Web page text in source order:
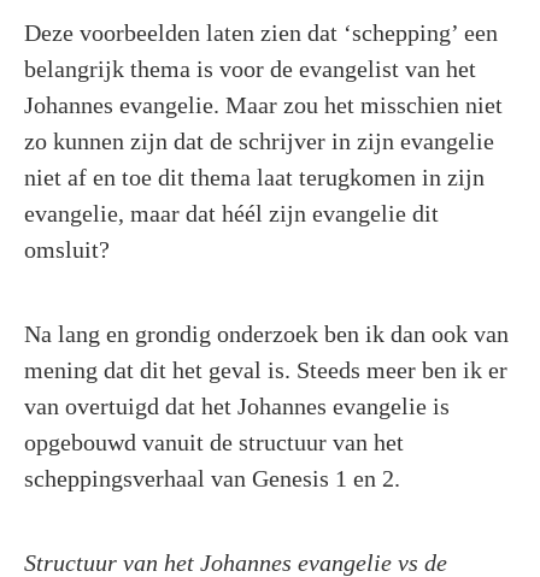
Deze voorbeelden laten zien dat ‘schepping’ een
belangrijk thema is voor de evangelist van het
Johannes evangelie. Maar zou het misschien niet
zo kunnen zijn dat de schrijver in zijn evangelie
niet af en toe dit thema laat terugkomen in zijn
evangelie, maar dat héél zijn evangelie dit
omsluit?
Na lang en grondig onderzoek ben ik dan ook van
mening dat dit het geval is. Steeds meer ben ik er
van overtuigd dat het Johannes evangelie is
opgebouwd vanuit de structuur van het
scheppingsverhaal van Genesis 1 en 2.
Structuur van het Johannes evangelie vs de